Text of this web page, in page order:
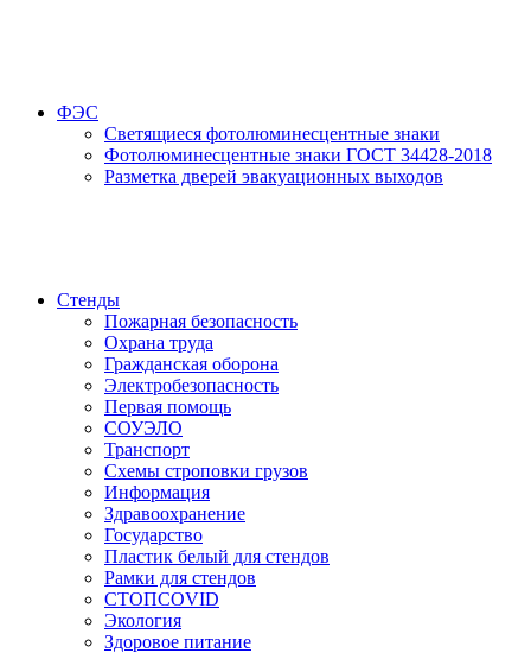
ФЭС
Светящиеся фотолюминесцентные знаки
Фотолюминесцентные знаки ГОСТ 34428-2018
Разметка дверей эвакуационных выходов
Стенды
Пожарная безопасность
Охрана труда
Гражданская оборона
Электробезопасность
Первая помощь
СОУЭЛО
Транспорт
Схемы строповки грузов
Информация
Здравоохранение
Государство
Пластик белый для стендов
Рамки для стендов
СТОПCOVID
Экология
Здоровое питание